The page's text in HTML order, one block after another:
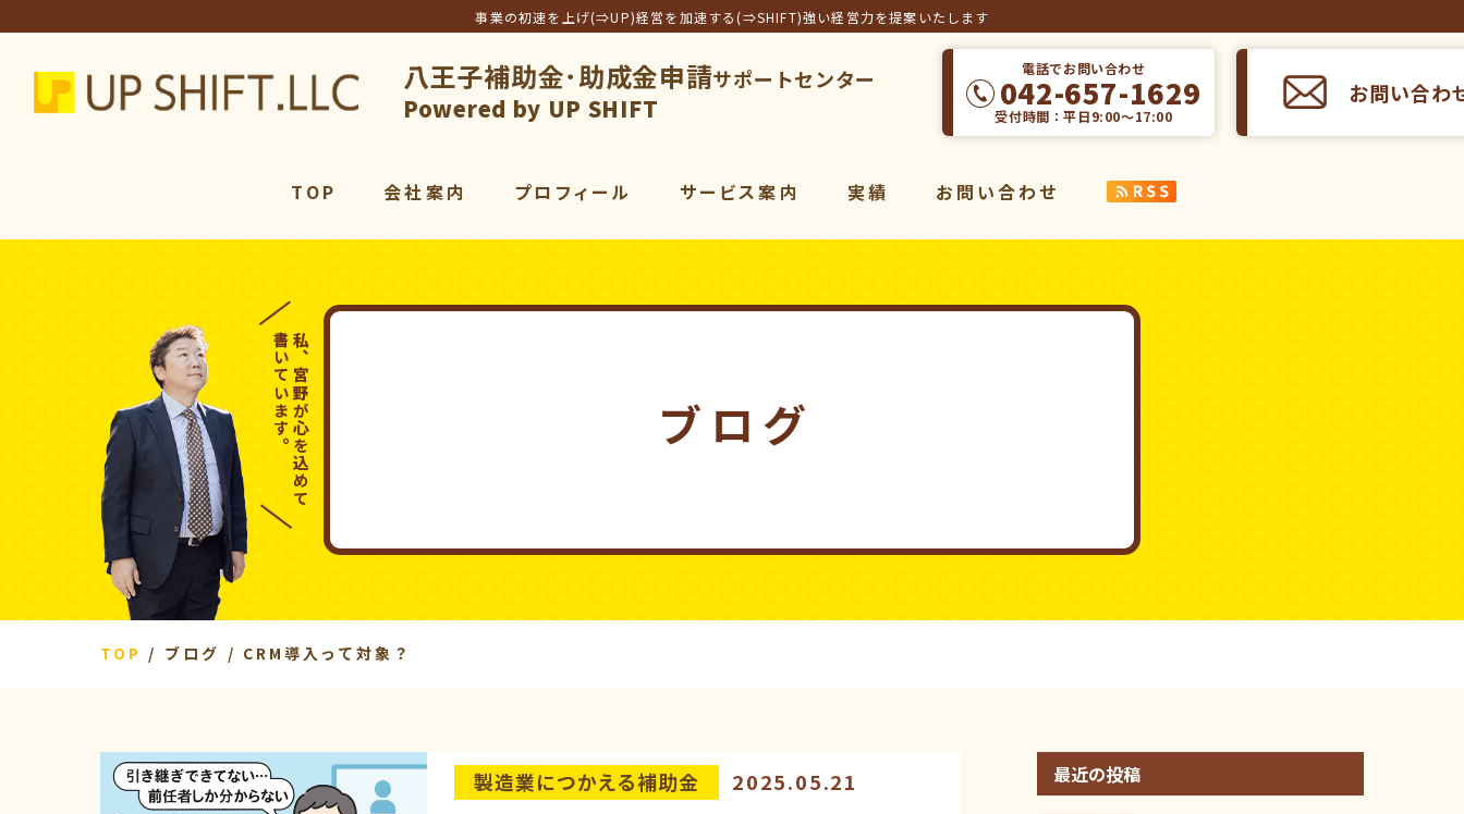
事業の初速を上げ(⇒UP)経営を加速する(⇒SHIFT)強い経営力を提案いたします
アップシフト合同会社
八王子補助金･助成金申請サポートセンター
Powered by UP SHIFT
電話でお問い合わせ
042-657-1629
受付時間：平日9:00～17:00
お問い合わ
TOP 会社案内 プロフィール
サービス案内
サービス一覧
マーケティング
パワーシニア
実績 お問い合わせ
ブログ
TOP ブログ CRM導入って対象？
製造業につかえる補助金 2025.05.21 最近の投稿